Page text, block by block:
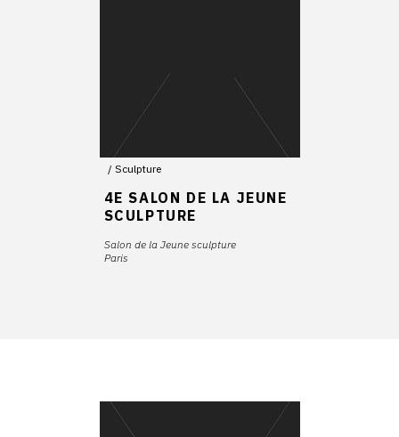
Sculpture
4E SALON DE LA JEUNE
SCULPTURE
Salon de la Jeune sculpture
Paris